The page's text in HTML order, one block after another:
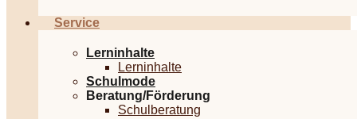
Service
Lerninhalte
Lerninhalte
Schulmode
Beratung/Förderung
Schulberatung